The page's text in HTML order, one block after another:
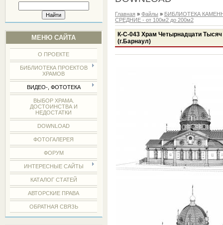
МЕНЮ САЙТА
О ПРОЕКТЕ
БИБЛИОТЕКА ПРОЕКТОВ
ХРАМОВ
ВИДЕО-, ФОТОТЕКА
ВЫБОР ХРАМА.
ДОСТОИНСТВА И
НЕДОСТАТКИ
DOWNLOAD
ФОТОГАЛЕРЕЯ
ФОРУМ
ИНТЕРЕСНЫЕ САЙТЫ
КАТАЛОГ СТАТЕЙ
АВТОРСКИЕ ПРАВА
ОБРАТНАЯ СВЯЗЬ
Главная » Файлы » БИБЛИОТЕКА
СРЕДНИЕ - от 100м2 до 200м2
К-С-043 Храм Четырнадцати
(г.Барнаул)